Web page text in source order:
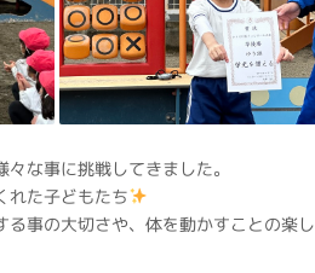
な事に挑戦してきました。
れた子どもたち
事の大切さや、体を動かすことの楽